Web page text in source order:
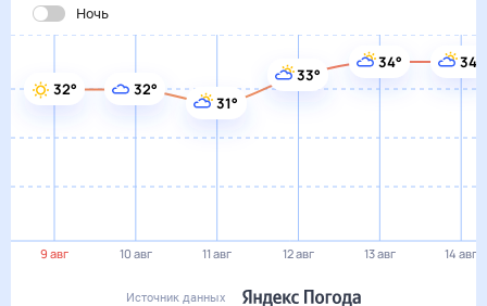
Ночь
9 авг 10 авг 11 авг 12 авг 13 авг 14 авг
32° 32°
31°
33°
34° 34°
Источник данных